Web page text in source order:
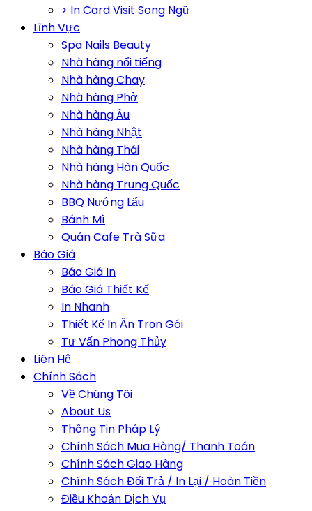
> In Card Visit Song Ngữ
Lĩnh Vực
Spa Nails Beauty
Nhà hàng nổi tiếng
Nhà hàng Chay
Nhà hàng Phở
Nhà hàng Âu
Nhà hàng Nhật
Nhà hàng Thái
Nhà hàng Hàn Quốc
Nhà hàng Trung Quốc
BBQ Nướng Lẩu
Bánh Mì
Quán Cafe Trà Sữa
Báo Giá
Báo Giá In
Báo Giá Thiết Kế
In Nhanh
Thiết Kế In Ấn Trọn Gói
Tư Vấn Phong Thủy
Liên Hệ
Chính Sách
Về Chúng Tôi
About Us
Thông Tin Pháp Lý
Chính Sách Mua Hàng/ Thanh Toán
Chính Sách Giao Hàng
Chính Sách Đổi Trả / In Lại / Hoàn Tiền
Điều Khoản Dịch Vụ